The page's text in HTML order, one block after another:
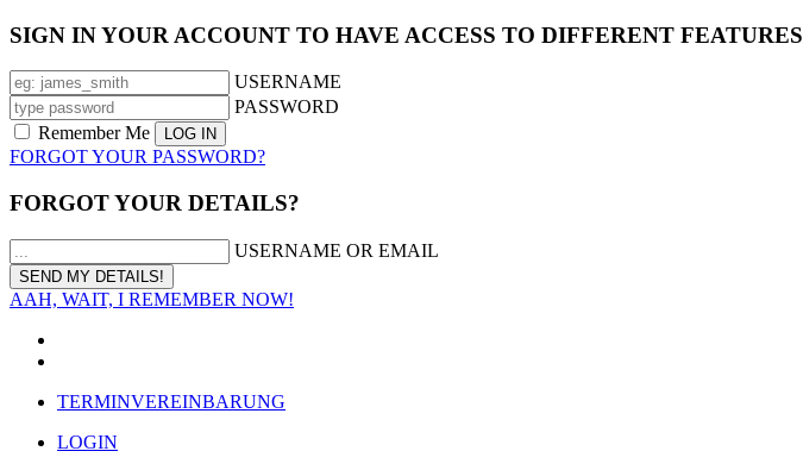
SIGN IN YOUR ACCOUNT TO HAVE ACCESS TO DIFFERENT FEATURES
USERNAME
PASSWORD
Remember Me
FORGOT YOUR PASSWORD?
FORGOT YOUR DETAILS?
USERNAME OR EMAIL
AAH, WAIT, I REMEMBER NOW!
TERMINVEREINBARUNG
LOGIN